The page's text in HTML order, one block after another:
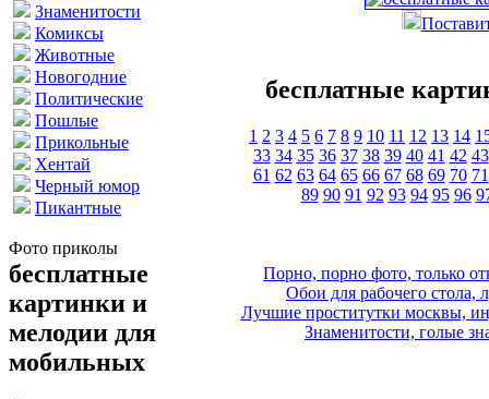
Знаменитости
Комиксы
Животные
Новогодние
Политические
Пошлые
Прикольные
Хентай
Черный юмор
Пикантные
Фото приколы
бесплатные
картинки и
мелодии для
мобильных
бесплатные
1 2 3 4 5 6 7 8 9 10 11 12 13 14
33 34 35 36 37 38 39 40 41 42 43
61 62 63 64 65 66 67 68 69 70 71
89 90 91 92 93 94 95 96
Порно, порно фото, только
Обои для рабочего стола,
Лучшие проститутки москвы,
Знаменитости, голые